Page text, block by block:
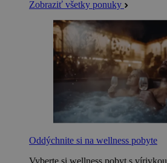
Zobraziť všetky ponuky
Oddýchnite si na wellness pobyte